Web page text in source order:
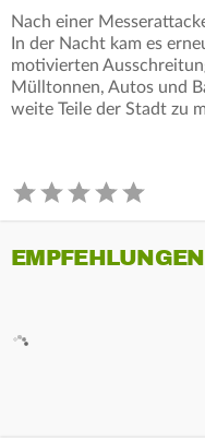
Nach einer
In der Nacht kam es
motivierten
Mülltonnen, Autos und
weite Teile der Stadt zu
EMPFEHLUNGEN